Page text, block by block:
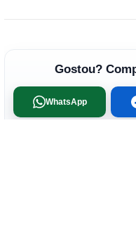
Gostou?
WhatsApp